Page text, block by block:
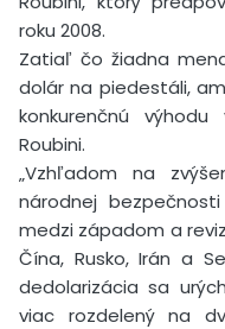
roku 2008.
Zatiaľ čo žiadna
dolár na piedestáli,
konkurenčnú
Roubini.
„Vzhľadom na
národnej
medzi západom a
Čína, Rusko, Irán a
dedolarizácia sa
viac rozdelený na